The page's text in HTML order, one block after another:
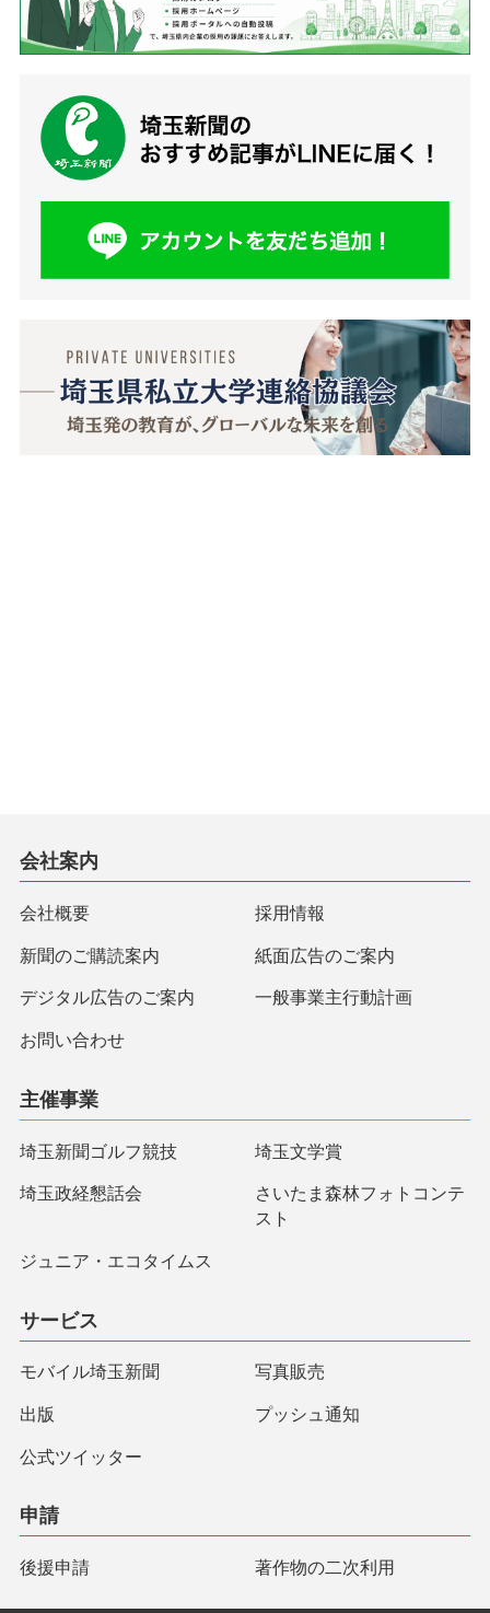
会社案内
会社概要 採用情報
新聞のご購読案内 紙面広告のご案内
デジタル広告のご案内 一般事業主行動計画
お問い合わせ
主催事業
埼玉新聞ゴルフ競技 埼玉文学賞
埼玉政経懇話会
さいたま森林フォトコンテ
スト
ジュニア・エコタイムス
サービス
モバイル埼玉新聞 写真販売
出版 プッシュ通知
公式ツイッター
申請
後援申請 著作物の二次利用